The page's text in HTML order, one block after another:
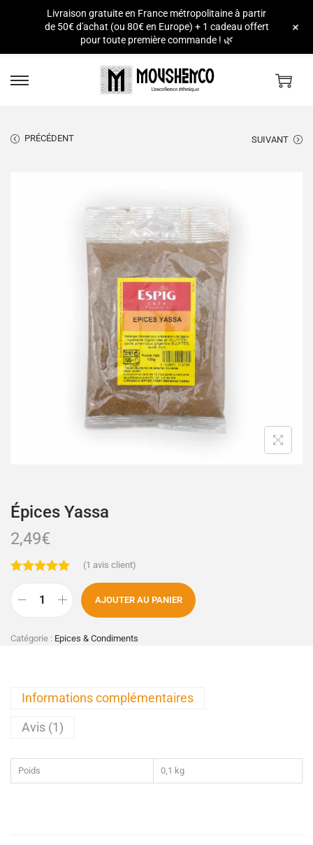
PRÉCÉDENT SUIVANT
Épices Yassa
2,49€
(1 avis client)
AJOUTER AU PANIER
Catégorie : Epices & Condiments
Informations complémentaires
Avis (1)
Poids 0,1 kg
Livraison gratuite en France métropolitaine à partir
de 50€ d'achat (ou 80€ en Europe) + 1 cadeau offert
pour toute première commande ! 🌿
+